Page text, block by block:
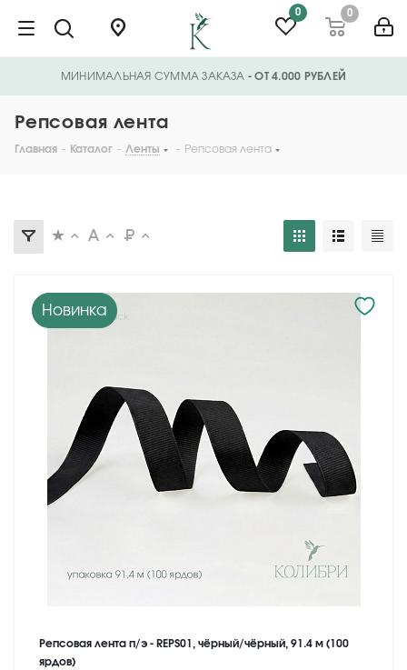
0 0
МИНИМАЛЬНАЯ СУММА ЗАКАЗА - ОТ 4.000 РУБЛЕЙ
Репсовая лента
Главная - Каталог - Ленты - Репсовая лента
Новинка
Репсовая лента п/э - REPS01, чёрный/чёрный, 91.4 м (100
ярдов)